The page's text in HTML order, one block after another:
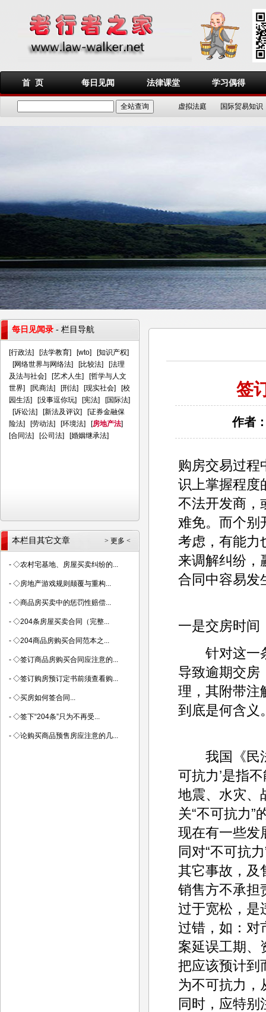
首 页 每日见闻 法律课堂 学习偶得
虚拟法庭 国际贸易知识
签
作者
购房交易过程
识上掌握程度
不法开发商，
难免。而个别
考虑，有能力
来调解纠纷，
合同中容易发
一是交房时间
针对这一条
导致逾期交房
理，其附带注
到底是何含义
我国《民法
可抗力’是指
地震、水灾、
关“不可抗力”
现在有一些发
同对“不可抗
其它事故，及
销售方不承担
过于宽松，是
过错，如：对
案延误工期、
把应该预计到
为不可抗力，
同时，应特别
每日见闻录 - 栏目导航
[行政法] [法学教育] [wto] [知识产权]
[网络世界与网络法] [比较法] [法理
及法与社会] [艺术人生] [哲学与人文
世界] [民商法] [刑法] [现实社会] [校
园生活] [没事逗你玩] [宪法] [国际法]
[诉讼法] [新法及评议] [证券金融保
险法] [劳动法] [环境法] [房地产法]
[合同法] [公司法] [婚姻继承法]
> 更多 <
本栏目其它文章
- ◇农村宅基地、房屋买卖纠纷的...
- ◇房地产游戏规则颠覆与重构...
- ◇商品房买卖中的惩罚性赔偿...
- ◇204条房屋买卖合同（完整...
- ◇204商品房购买合同范本之...
- ◇签订商品房购买合同应注意的...
- ◇签订购房预订定书前须查看购...
- ◇买房如何签合同...
- ◇签下“204条”只为不再受...
- ◇论购买商品预售房应注意的几...